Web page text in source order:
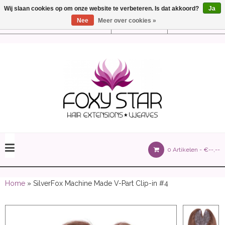
0 Artikelen - €--,--
150 gram)
Home » SilverFox Machine Made V-Part Clip-in #4
Wij slaan cookies op om onze website te verbeteren. Is dat akkoord?
Ja
Nee
Meer over cookies »